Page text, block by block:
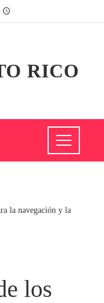
RICO
la navegación y la
los